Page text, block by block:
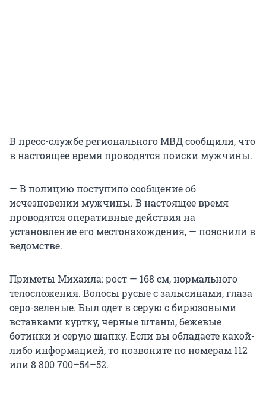
В пресс-службе регионального МВД сообщили, что
в настоящее время проводятся поиски мужчины.
— В полицию поступило сообщение об
исчезновении мужчины. В настоящее время
проводятся оперативные действия на
установление его местонахождения, — пояснили в
ведомстве.
Приметы Михаила: рост — 168 см, нормального
телосложения. Волосы русые с залысинами, глаза
серо-зеленые. Был одет в серую с бирюзовыми
вставками куртку, черные штаны, бежевые
ботинки и серую шапку. Если вы обладаете какой-
либо информацией, то позвоните по номерам 112
или 8 800 700–54–52.